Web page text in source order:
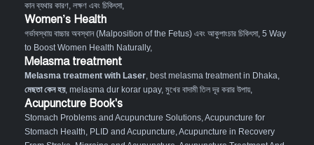
কান ব্যথার কারণ, লক্ষণ এবং চিকিৎসা,
Women’s Health
গর্ভাবস্থায় বাচ্চার অবস্থান (Malposition of the Fetus) এবং আকুপাংচার চিকিৎসা, 5 Way
to Boost Women Health Naturally,
Melasma treatment
Melasma treatment with Laser, best melasma treatment in Dhaka,
মেছতা কেন হয়, melasma dur korar upay, মুখের বাদামী তিল দূর করার উপায়,
Acupuncture Book's
Stomach Problems and Acupuncture Solutions,Acupuncture for
Stomach Health, PLID and Acupuncture,Acupuncture in Recovery